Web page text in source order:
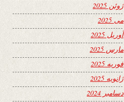
ژوئن 2025
می 2025
آوریل 2025
مارس 2025
فوریه 2025
ژانویه 2025
دسامبر 2024